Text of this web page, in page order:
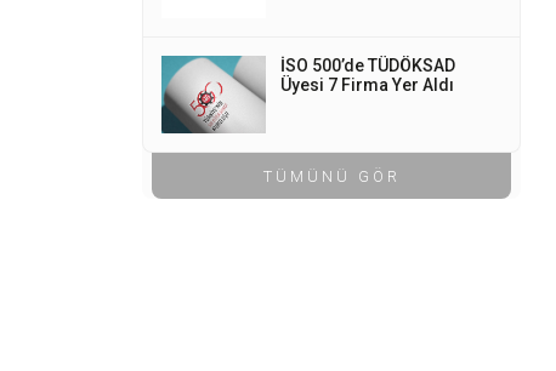
İSO 500’de TÜDÖKSAD
Üyesi 7 Firma Yer Aldı
TÜMÜNÜ GÖR